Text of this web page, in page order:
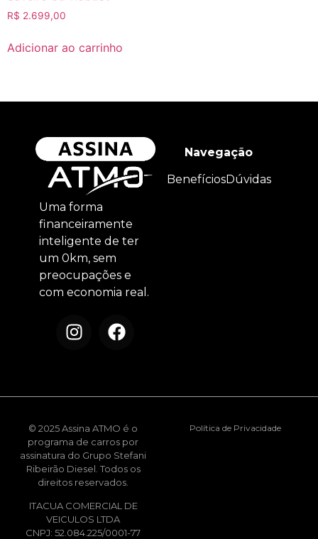
R$ 2.699,00
Adicionar ao carrinho
Uma forma
financeiramente
inteligente de ter
um 0km, sem
preocupações e
com economia real.
Navegação
BenefíciosDúvidas
© 2025 Assina ATMO é o
programa de carros por
assinatura do Grupo Stefani
Ribeirão Diesel. Todos os
direitos reservados.
ITACUA COMERCIAL DE
VEICULOS LTDA
CNPJ: 52.084.225/0001-77
Política de Privacidade